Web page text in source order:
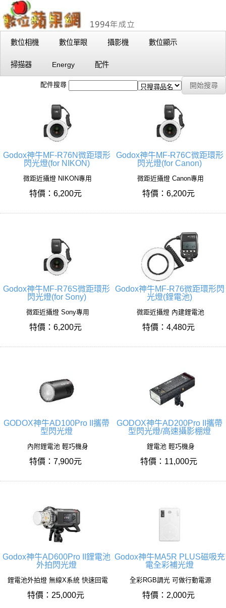
數位相機 數位單眼 攝影機 數位顯示
掃描器 Energy 配件
配件搜尋
Godox神牛MF-R76N微距環形
閃光燈(for NIKON)
微距近攝燈 NIKON專用
特價：6,200元
Godox神牛MF-R76C微距環形
閃光燈(for Canon)
微距近攝燈 Canon專用
特價：6,200元
Godox神牛MF-R76S微距環形
閃光燈(for Sony)
微距近攝燈 Sony專用
特價：6,200元
Godox神牛MF-R76微距環形閃
光燈(鋰電池)
微距近攝燈 內建鋰電池
特價：4,480元
GODOX神牛AD100Pro II攜帶
型閃光燈
內附鋰電池 輕巧機身
特價：7,900元
GODOX神牛AD200Pro II攜帶
型閃光燈/高速攝影棚燈
鋰電池 輕巧機身
特價：11,000元
Godox神牛AD600Pro II鋰電池
外拍閃光燈
鋰電池外拍燈 無線X系統 快速回電
特價：25,000元
Godox神牛MA5R PLUS磁吸充
電全彩補光燈
全彩RGB調光 可做行動電源
特價：2,000元